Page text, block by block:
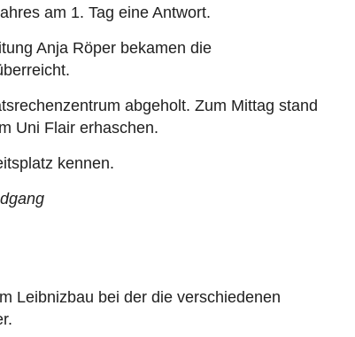
am 1. Tag eine Antwort.
Anja Röper bekamen die
abgeholt. Zum Mittag stand
Uni Flair erhaschen.
kennen.
Leibnizbau bei der die verschiedenen